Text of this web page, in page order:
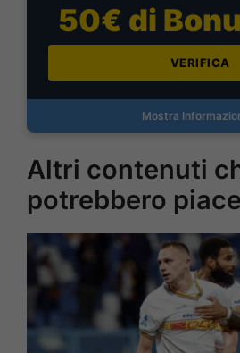
50€ di
VERIFICA
Mostra
Altri contenuti
potrebbero